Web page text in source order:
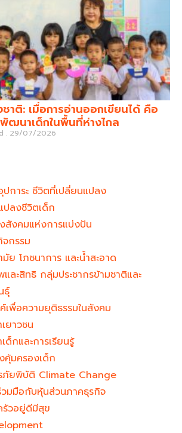
าติ: เมื่อการอ่านออกเขียนได้ คือ
ฒนาเด็กในพื้นที่ห่างไกล
29/07/2026
ปการะ ชีวิตที่เปลี่ยนแปลง
ปลงชีวิตเด็ก
สังคมแห่งการแบ่งปัน
จกรรม
ย โภชนาการ และน้ำสะอาด
ละสิทธิ กลุ่มประชากรข้ามชาติและ
ธุ์
เพื่อความยุติธรรมในสังคม
ยาวชน
กและการเรียนรู้
คุ้มครองเด็ก
ภัยพิบัติ Climate Change
วมมือกับหุ้นส่วนภาคธุรกิจ
รัวอยู่ดีมีสุข